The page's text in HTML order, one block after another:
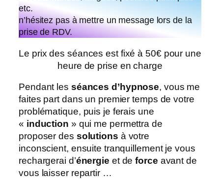
etc.
n’hésitez pas à mettre un message lors de la
prise de RDV.
Le prix des séances est fixé à 50€ pour une
heure de prise en charge
Pendant les séances d’hypnose, vous me
faites part dans un premier temps de votre
problématique, puis je ferais une
« induction » qui me permettra de
proposer des solutions à votre
inconscient, ensuite tranquillement je vous
rechargerai d’énergie et deforce avant de
vous laisser repartir …